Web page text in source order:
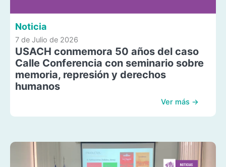
Noticia
7 de Julio de 2026
USACH conmemora 50 años del caso
Calle Conferencia con seminario sobre
memoria, represión y derechos
humanos
Ver más →